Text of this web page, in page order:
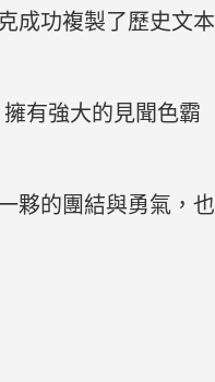
成功複製了歷史文本
有強大的見聞色霸
夥的團結與勇氣，也